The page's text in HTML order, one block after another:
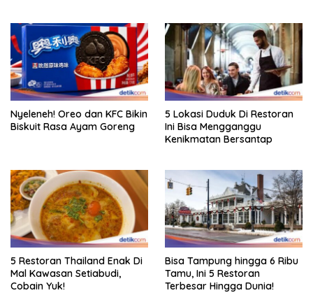
Nyeleneh! Oreo dan KFC Bikin
Biskuit Rasa Ayam Goreng
5 Lokasi Duduk Di Restoran
Ini Bisa Mengganggu
Kenikmatan Bersantap
5 Restoran Thailand Enak Di
Mal Kawasan Setiabudi,
Cobain Yuk!
Bisa Tampung hingga 6 Ribu
Tamu, Ini 5 Restoran
Terbesar Hingga Dunia!